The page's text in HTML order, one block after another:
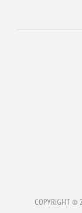
COPYRIGHT ©